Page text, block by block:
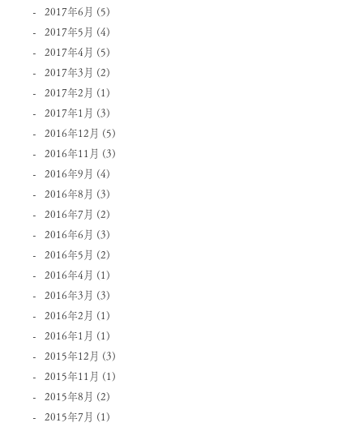
2017年6月 (5)
2017年5月 (4)
2017年4月 (5)
2017年3月 (2)
2017年2月 (1)
2017年1月 (3)
2016年12月 (5)
2016年11月 (3)
2016年9月 (4)
2016年8月 (3)
2016年7月 (2)
2016年6月 (3)
2016年5月 (2)
2016年4月 (1)
2016年3月 (3)
2016年2月 (1)
2016年1月 (1)
2015年12月 (3)
2015年11月 (1)
2015年8月 (2)
2015年7月 (1)